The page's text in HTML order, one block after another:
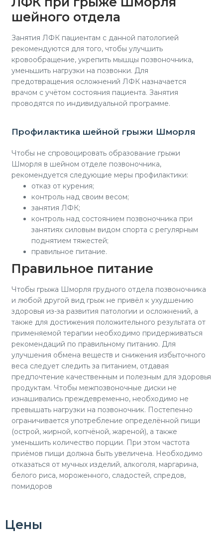
шейного отдела
Занятия ЛФК пациентам с данной патологией
рекомендуются для того, чтобы улучшить
кровообращение, укрепить мышцы позвоночника,
уменьшить нагрузки на позвонки. Для
предотвращения осложнений ЛФК назначается
врачом с учётом состояния пациента. Занятия
проводятся по индивидуальной программе.
Профилактика шейной грыжи Шморля
Чтобы не спровоцировать образование грыжи
Шморля в шейном отделе позвоночника,
рекомендуется следующие меры профилактики:
отказ от курения;
контроль над своим весом;
занятия ЛФК;
контроль над состоянием позвоночника при
занятиях силовым видом спорта с регулярным
поднятием тяжестей;
правильное питание.
Правильное питание
Чтобы грыжа Шморля грудного отдела позвоночника
и любой другой вид грыж не привёл к ухудшению
здоровья из-за развития патологии и осложнений, а
также для достижения положительного результата от
применяемой терапии необходимо придерживаться
рекомендаций по правильному питанию. Для
улучшения обмена веществ и снижения избыточного
веса следует следить за питанием, отдавая
предпочтение качественным и полезным для здоровья
продуктам. Чтобы межпозвоночные диски не
изнашивались преждевременно, необходимо не
превышать нагрузки на позвоночник. Постепенно
ограничивается употребление определённой пищи
(острой, жирной, копчёной, жареной), а также
уменьшить количество порции. При этом частота
приёмов пищи должна быть увеличена. Необходимо
отказаться от мучных изделий, алкоголя, маргарина,
белого риса, мороженного, сладостей, спредов,
помидоров
Цены